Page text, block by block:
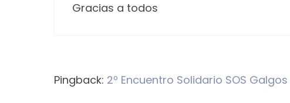
Gracias a todos
Pingback: 2º Encuentro Solidario SOS